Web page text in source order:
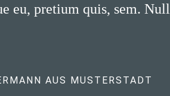
eu, pretium quis, sem.
AUS MUSTERSTADT